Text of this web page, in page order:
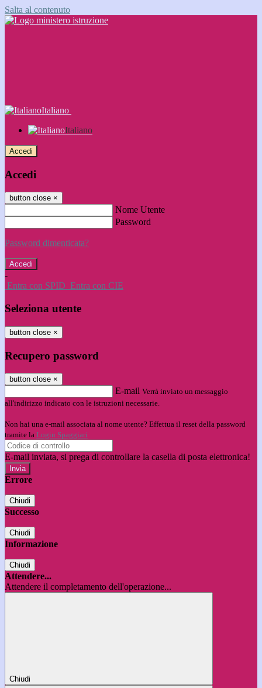
Salta al contenuto
Italiano
Italiano
Accedi
Accedi
button close ×
Nome Utente
Password
Password dimenticata?
-
Entra con SPID Entra con CIE
Seleziona utente
button close ×
Recupero password
button close ×
E-mail Verrà inviato un messaggio
all'indirizzo indicato con le istruzioni necessarie.
Non hai una e-mail associata al nome utente? Effettua il reset della password
tramite la Login Spaggiari
E-mail inviata, si prega di controllare la casella di posta elettronica!
Errore
Chiudi
Successo
Chiudi
Informazione
Chiudi
Attendere...
Attendere il completamento dell'operazione...
Chiudi